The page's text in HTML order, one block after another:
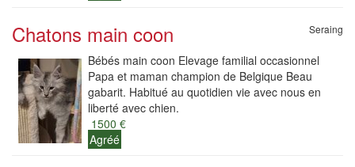
Chatons main coon Seraing
Bébés main coon Elevage familial occasionnel
Papa et maman champion de Belgique Beau
gabarit. Habitué au quotidien vie avec nous en
liberté avec chien.
1500 €
Agréé